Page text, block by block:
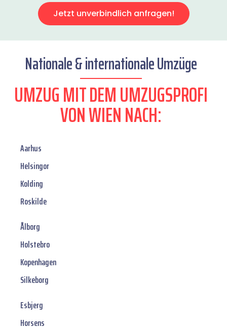
Jetzt unverbindlich anfragen!
Nationale & internationale Umzüge
UMZUG MIT DEM UMZUGSPROFI
VON WIEN NACH:
Aarhus
Helsingor
Kolding
Roskilde
Ålborg
Holstebro
Kopenhagen
Silkeborg
Esbjerg
Horsens